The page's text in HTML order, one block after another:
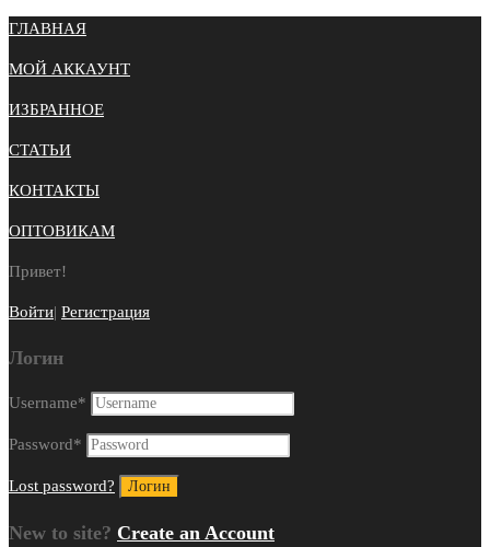
ГЛАВНАЯ
МОЙ АККАУНТ
ИЗБРАННОЕ
СТАТЬИ
КОНТАКТЫ
ОПТОВИКАМ
Привет!
Войти| Регистрация
Логин
Username*
Password*
Lost password?
New to site? Create an Account